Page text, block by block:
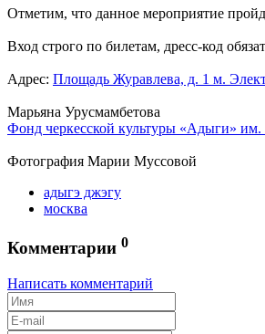
Отметим, что данное мероприятие
Вход строго по билетам, дресс-код
Адрес: Площадь Журавлева, д. 1 м.
Марьяна Урусмамбетова
Фонд черкесской культуры «Адыги»
Фотография Марии Муссовой
адыгэ джэгу
москва
Комментарии 0
Написать комментарий